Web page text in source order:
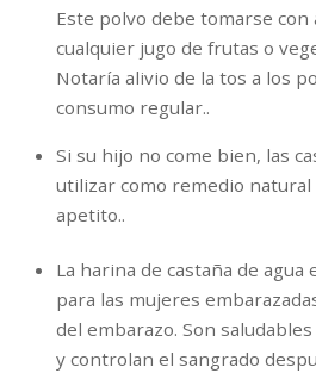
Este polvo debe tomarse
cualquier jugo de frutas o
Notaría alivio de la tos a los
consumo regular..
Si su hijo no come bien, las
utilizar como remedio
apetito..
La harina de castaña de agua
para las mujeres
del embarazo. Son
y controlan el sangrado